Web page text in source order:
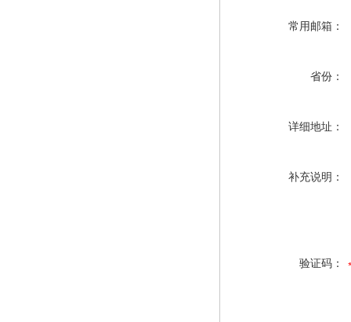
常用邮箱：
省份：
详细地址：
补充说明：
验证码：